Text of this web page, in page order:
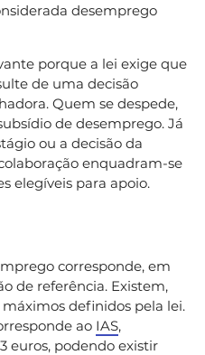
desemprego
porque a lei exige que
de uma decisão
Quem se despede,
de desemprego. Já
ou a decisão da
enquadram-se
elegíveis para apoio.
corresponde, em
de referência. Existem,
definidos pela lei.
ao IAS,
euros, podendo existir